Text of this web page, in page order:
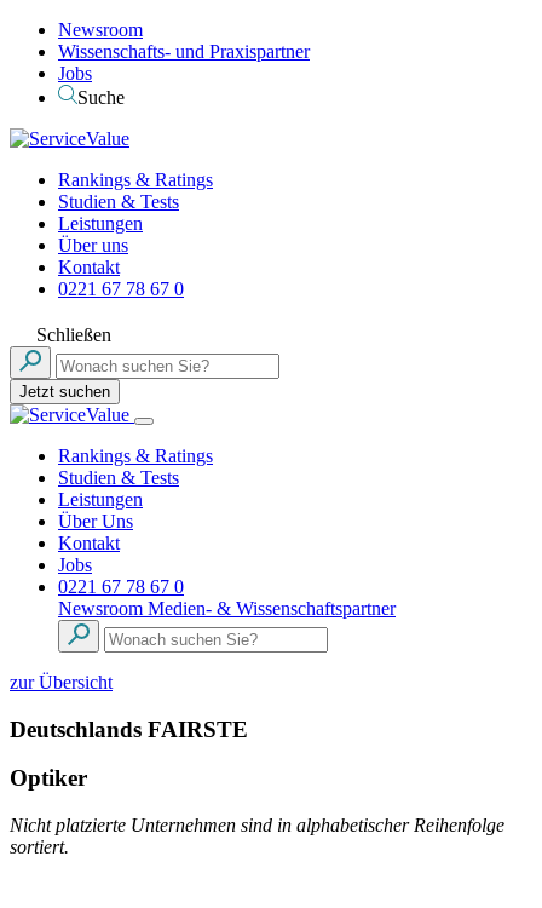
Newsroom
Wissenschafts- und Praxispartner
Jobs
Suche
Rankings & Ratings
Studien & Tests
Leistungen
Über uns
Kontakt
0221 67 78 67 0
Schließen
Jetzt suchen
Rankings & Ratings
Studien & Tests
Leistungen
Über Uns
Kontakt
Jobs
0221 67 78 67 0
Newsroom Medien- & Wissenschaftspartner
zur Übersicht
Deutschlands FAIRSTE
Optiker
Nicht platzierte Unternehmen sind in alphabetischer Reihenfolge
sortiert.